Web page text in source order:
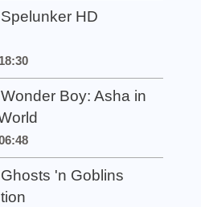
HD
Boy: Asha in
'n Goblins